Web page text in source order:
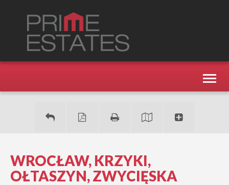
WROCŁAW, KRZYKI,
OŁTASZYN, ZWYCIĘSKA